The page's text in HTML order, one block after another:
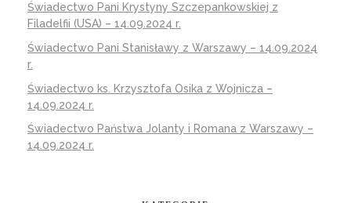
Świadectwo Pani Krystyny Szczepankowskiej z
Filadelfii (USA) – 14.09.2024 r.
Świadectwo Pani Stanisławy z Warszawy – 14.09.2024
r.
Świadectwo ks. Krzysztofa Osika z Wojnicza –
14.09.2024 r.
Świadectwo Państwa Jolanty i Romana z Warszawy –
14.09.2024 r.